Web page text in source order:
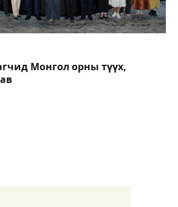
Монгол орны түүх,